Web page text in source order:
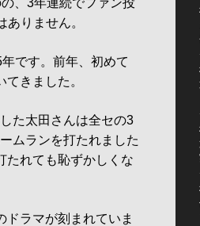
ありません。
です。前年、初めて
きました。
た太田さんは全セの3
ムランを打たれました
たれても恥ずかしくな
ラマが刻まれていま